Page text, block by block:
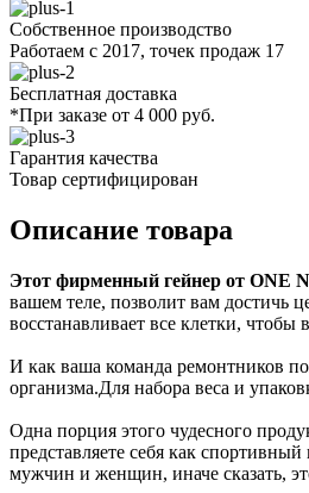
Собственное производство
Работаем с 2017, точек продаж 17
Бесплатная доставка
*При заказе от 4 000 руб.
Гарантия качества
Товар сертифицирован
Описание товара
Этот фирменный гейнер от ONE
вашем теле, позволит вам достичь
восстанавливает все клетки,
И как ваша команда ремонтников
организма.Для набора веса и
Одна порция этого чудесного
представляете себя как
мужчин и женщин, иначе сказать,